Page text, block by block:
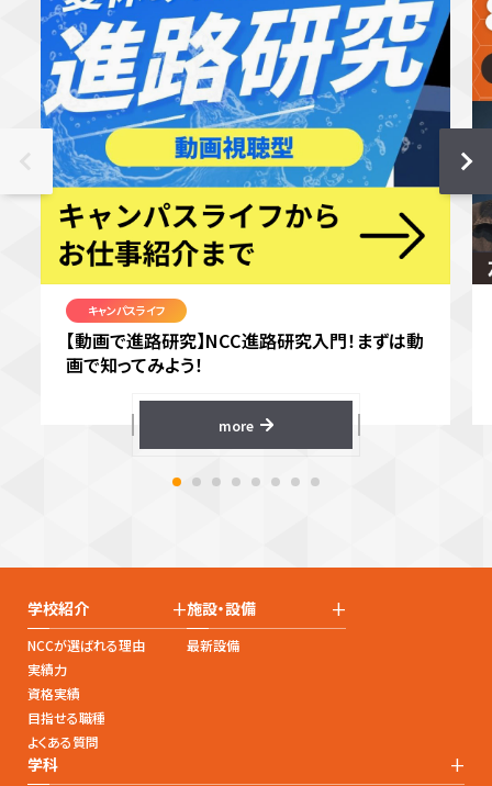
キャンパスライフ
【動画で進路研究】NCC進路研究入門！まずは動
画で知ってみよう！
more
学校紹介 +
NCCが選ばれる理由
実績力
資格実績
目指せる職種
よくある質問
施設・設備 +
最新設備
学科 +